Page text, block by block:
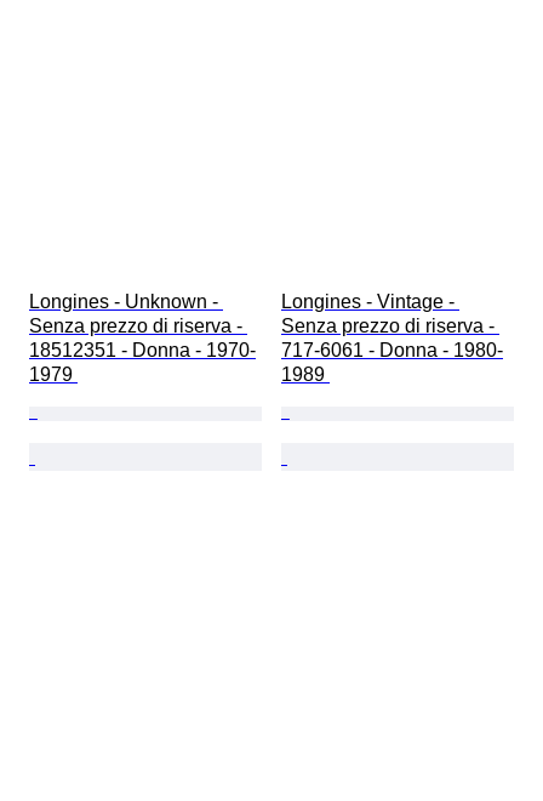
Longines - Unknown -
Senza prezzo di riserva -
18512351 - Donna - 1970-
1979
Longines - Vintage -
Senza prezzo di riserva -
717-6061 - Donna - 1980-
1989